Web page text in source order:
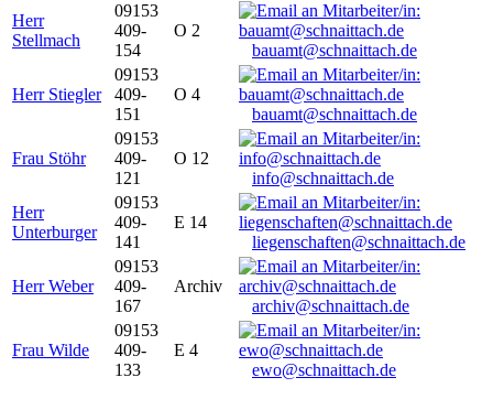
Herr
Stellmach
09153
409-
154
O 2
bauamt@schnaittach.de
Herr Stiegler
09153
409-
151
O 4
bauamt@schnaittach.de
Frau Stöhr
09153
409-
121
O 12
info@schnaittach.de
Herr
Unterburger
09153
409-
141
E 14
liegenschaften@schnaittach.de
Herr Weber
09153
409-
167
Archiv
archiv@schnaittach.de
Frau Wilde
09153
409-
133
E 4
ewo@schnaittach.de